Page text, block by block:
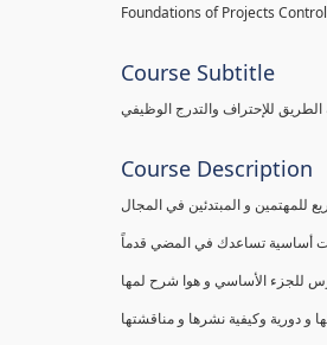
Course Subtitle
للإحتراف والتدرج الوظيفي
Course Description
و المبتدئين في المجال
أساسية تساعدك في المضي قدماً
و دورية وكيفية نشرها و مناقشتها